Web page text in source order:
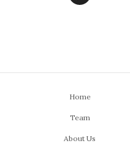
Home
Team
About Us